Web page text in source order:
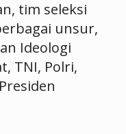
tim seleksi
unsur,
Ideologi
TNI, Polri,